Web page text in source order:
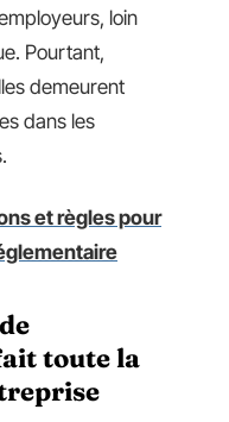
loin
Pourtant,
demeurent
dans les
et règles pour
toute la